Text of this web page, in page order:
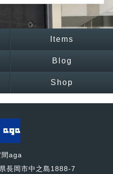
Items
Blog
Shop
間aga
長岡市中之島1888-7